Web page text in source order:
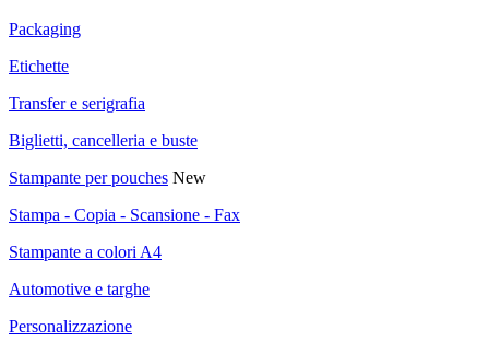
Packaging
Etichette
Transfer e serigrafia
Biglietti, cancelleria e buste
Stampante per pouches New
Stampa - Copia - Scansione - Fax
Stampante a colori A4
Automotive e targhe
Personalizzazione